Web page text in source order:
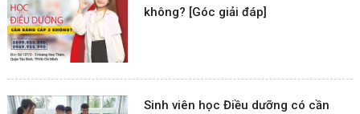
không? [Góc giải đáp]
Sinh viên học Điều dưỡng có cần